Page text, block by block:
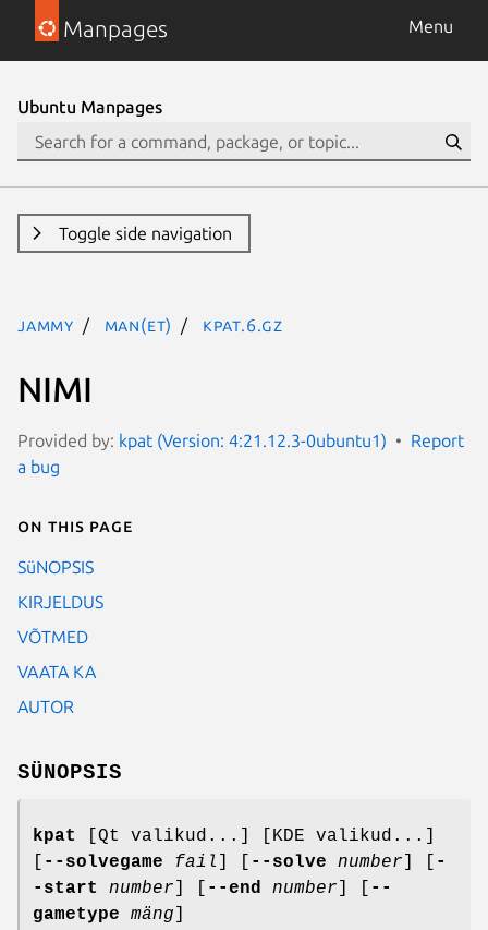
Manpages Menu
Ubuntu Manpages
Toggle side navigation
jammy man(et) kpat.6.gz
NIMI
Provided by: kpat (Version: 4:21.12.3-0ubuntu1)
Report
a bug
On this page
SüNOPSIS
KIRJELDUS
VÕTMED
VAATA KA
AUTOR
SÜNOPSIS
kpat
[Qt valikud...] [KDE valikud...]
--solvegame fail --solve number
-
-start
number --end number
--
gametype mäng